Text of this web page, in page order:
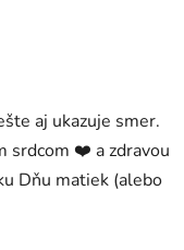
aj ukazuje smer.
srdcom ❤️ a zdravou
Dňu matiek (alebo